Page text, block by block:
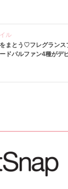
ル
まとう♡フレグランス
ドパルファン4種がデ